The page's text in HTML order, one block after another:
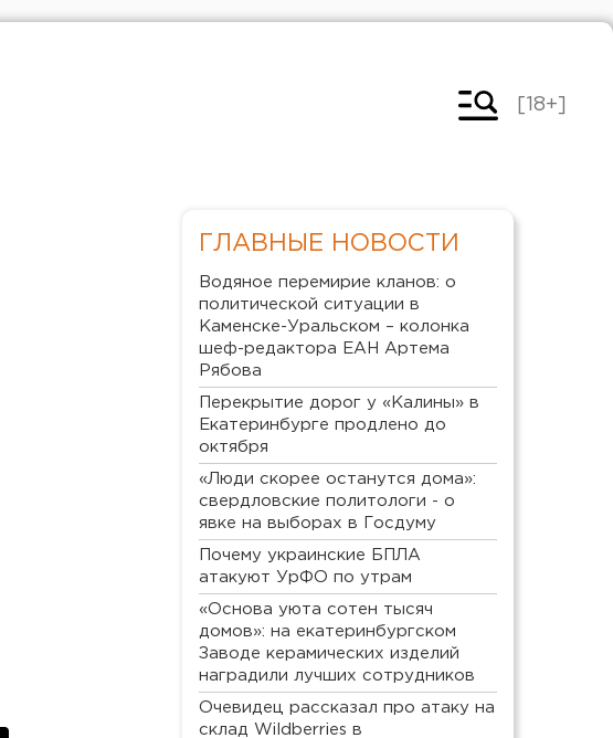
[18+]
ГЛАВНЫЕ НОВОСТИ
Водяное перемирие кланов: о
политической ситуации в
Каменске-Уральском – колонка
шеф-редактора ЕАН Артема
Рябова
Перекрытие дорог у «Калины» в
Екатеринбурге продлено до
октября
«Люди скорее останутся дома»:
свердловские политологи - о
явке на выборах в Госдуму
Почему украинские БПЛА
атакуют УрФО по утрам
«Основа уюта сотен тысяч
домов»: на екатеринбургском
Заводе керамических изделий
наградили лучших сотрудников
Очевидец рассказал про атаку на
склад Wildberries в